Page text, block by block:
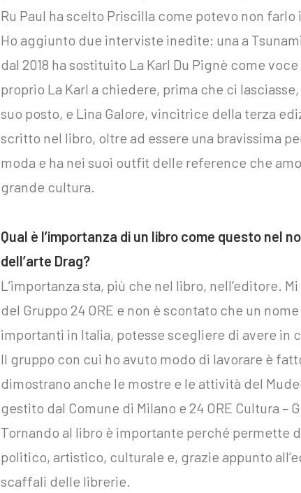
Ru Paul ha scelto Priscilla come potevo non farlo
Ho aggiunto due interviste inedite: una a
dal 2018 ha sostituito La Karl Du Pignè come
proprio La Karl a chiedere, prima che ci
suo posto, e Lina Galore, vincitrice della terza
scritto nel libro, oltre ad essere una bravissima
moda e ha nei suoi outfit delle reference che
grande cultura.
Qual è l’importanza di un libro come questo nel
dell’arte Drag?
L’importanza sta, più che nel libro, nell’editore.
del Gruppo 24 ORE e non è scontato che un
importanti in Italia, potesse scegliere di avere in
Il gruppo con cui ho avuto modo di lavorare è
dimostrano anche le mostre e le attività del
gestito dal Comune di Milano e 24 ORE Cultura –
Tornando al libro è importante perché permette
politico, artistico, culturale e, grazie appunto
scaffali delle librerie.